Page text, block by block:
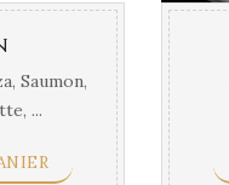
Saumon,
...